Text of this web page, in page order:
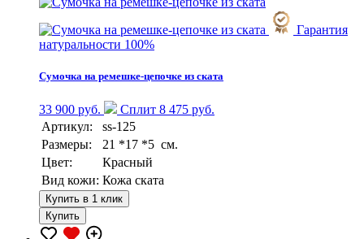
Гарантия
натуральности 100%
Сумочка на ремешке-цепочке из ската
33 900 руб.
Сплит 8 475 руб.
Артикул:
ss-125
Размеры:
21 *17 *5 см.
Цвет:
Красный
Вид кожи: Кожа ската
Купить в 1 клик
Купить